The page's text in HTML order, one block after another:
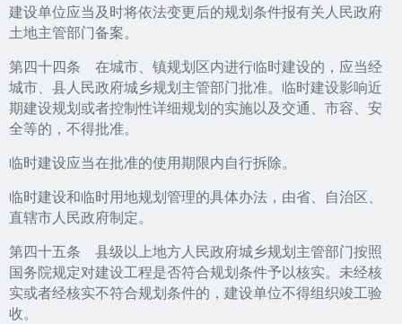
建设单位应当及时将依法变更后的规划条件报有关人民政府
土地主管部门备案。
第四十四条 在城市、镇规划区内进行临时建设的，应当经
城市、县人民政府城乡规划主管部门批准。临时建设影响近
期建设规划或者控制性详细规划的实施以及交通、市容、安
全等的，不得批准。
临时建设应当在批准的使用期限内自行拆除。
临时建设和临时用地规划管理的具体办法，由省、自治区、
直辖市人民政府制定。
第四十五条 县级以上地方人民政府城乡规划主管部门按照
国务院规定对建设工程是否符合规划条件予以核实。未经核
实或者经核实不符合规划条件的，建设单位不得组织竣工验
收。